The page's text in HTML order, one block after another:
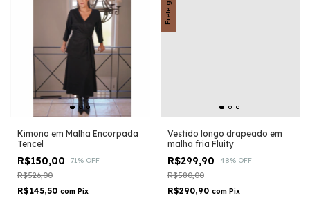
Kimono em Malha Encorpada
Tencel
R$150,00 -71% OFF
R$526,00
R$145,50 com Pix
Vestido longo drapeado em
malha fria Fluity
R$299,90 -48% OFF
R$580,00
R$290,90 com Pix